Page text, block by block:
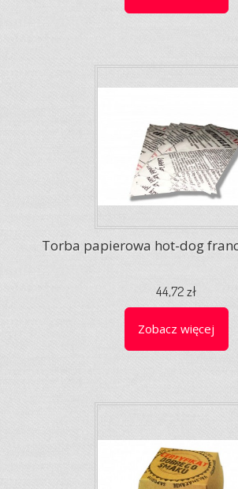
Torba papierowa hot-dog
44,72 zł
Zobacz więcej